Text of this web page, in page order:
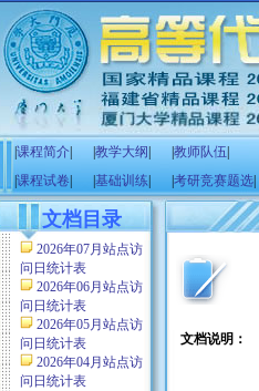
课程简介 教学大纲 教师队伍
课程试卷 基础训练 考研竞赛题选
文档目录
2026年07月站点访
问日统计表
2026年06月站点访
问日统计表
2026年05月站点访
问日统计表
2026年04月站点访
问日统计表
文档说明：